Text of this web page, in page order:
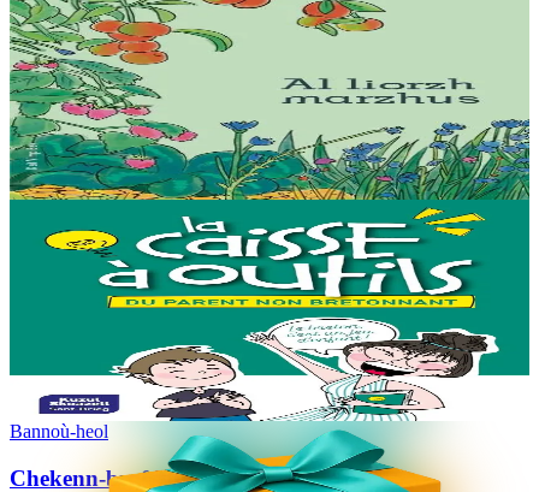
Bannoù-heol
Al liorzh marzhus
Un dastumad kronikennoù war al liorzhañ : penaos gounit legumaj
ha derc’hel ur bevliesseurted pinvidik el liorzh ? Danvez al levr-mañ
zo bet skrivet e...
Er stok18,00 €
18 vloaz hag ouzhpenn
Kuzul Skoazell Skol Diwan Sant-Brieg
La caisse à outils du parent non bretonnant
Ma’z oc’h gouest da lenn ar skrid-mañ, n’eo ket graet al levr-mañ
evidoc’h ! Met hep mar ebet e anavezit tud ha ne oaront ket
brezhoneg hag o deus skoliataet o...
Er stok13,00 €
Bannoù-heol
Chekenn-brof 200 €